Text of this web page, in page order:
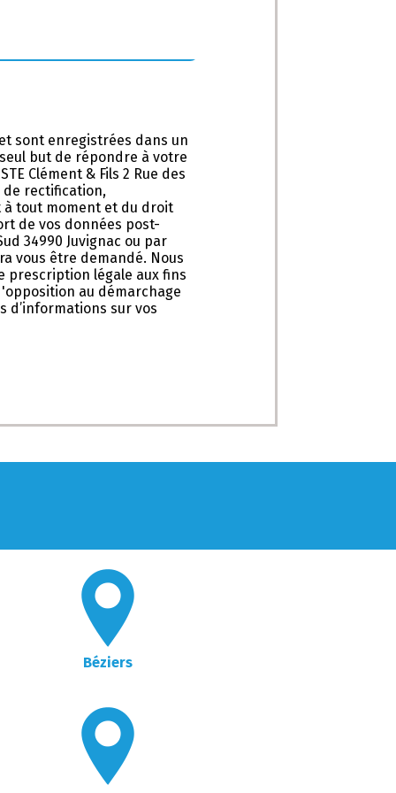
sont enregistrées dans un
but de répondre à votre
Clément & Fils 2 Rue des
de rectification,
à tout moment et du droit
de vos données post-
34990 Juvignac ou par
vous être demandé. Nous
prescription légale aux fins
au démarchage
d’informations sur vos
Béziers